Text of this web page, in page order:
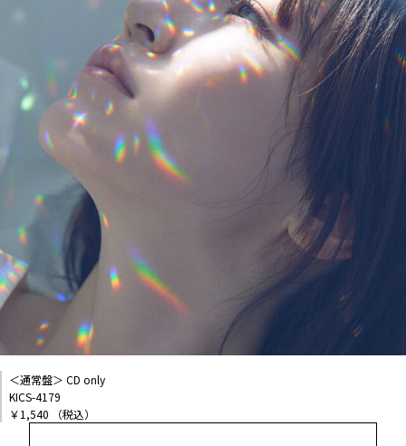
＜通常盤＞ CD only
KICS-4179
￥1,540 （税込）